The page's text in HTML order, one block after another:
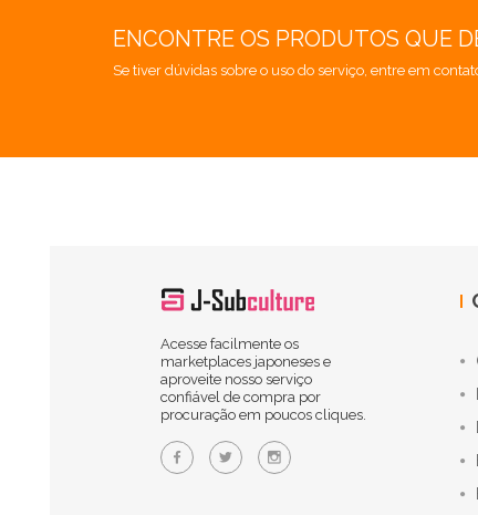
ENCONTRE OS PRODUTOS QUE
Se tiver dúvidas sobre o uso do serviço, entre em
Acesse facilmente os
marketplaces japoneses e
aproveite nosso serviço
confiável de compra por
procuração em poucos cliques.